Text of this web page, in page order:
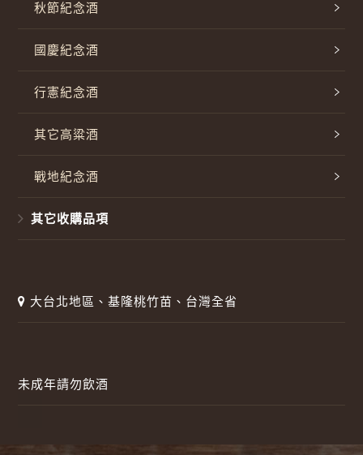
秋節紀念酒
國慶紀念酒
行憲紀念酒
其它高粱酒
戰地紀念酒
其它收購品項
大台北地區、基隆桃竹苗、台灣全省
未成年請勿飲酒